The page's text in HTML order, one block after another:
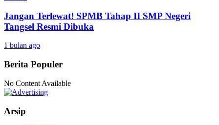
Jangan Terlewat! SPMB Tahap II SMP Negeri
Tangsel Resmi Dibuka
1 bulan ago
Berita Populer
No Content Available
Arsip